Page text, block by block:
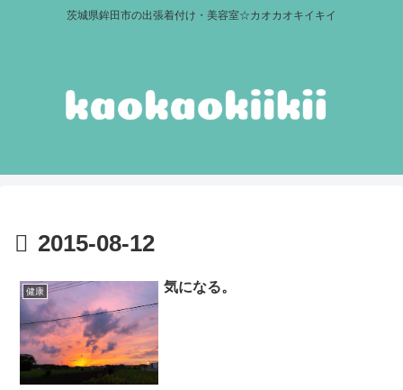
茨城県鉾田市の出張着付け・美容室☆カオカオキイキイ
2015-08-12
健康 気になる。